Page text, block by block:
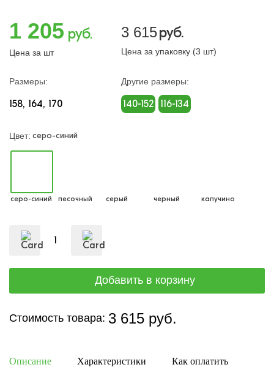
1 205 руб.
Цена за шт
3 615руб.
Цена за упаковку (3 шт)
Размеры:
158 164 170
Другие размеры:
140-152 116-134
Цвет: серо-синий
серо-синий песочный серый черный капучино
Стоимость товара: 3 615 руб.
Описание Характеристики Как оплатить